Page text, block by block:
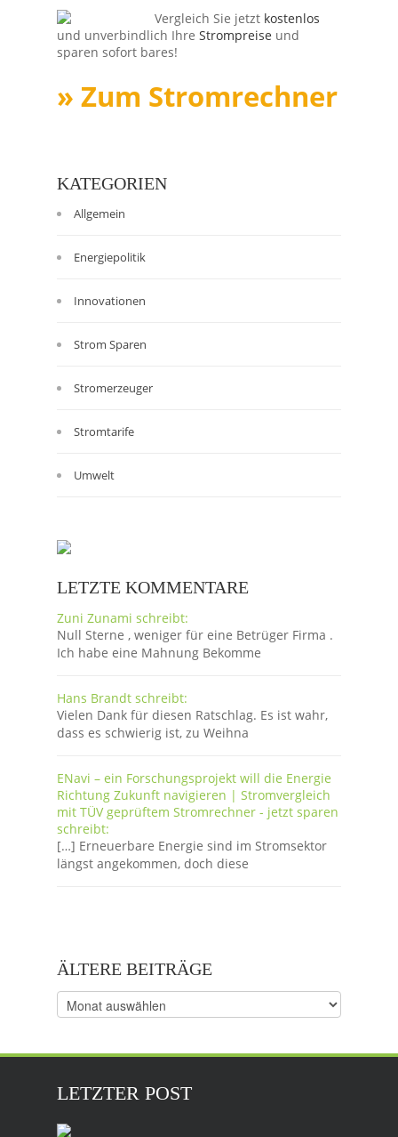
Vergleich Sie jetzt kostenlos
und unverbindlich Ihre Strompreise und
sparen sofort bares!
» Zum Stromrechner
KATEGORIEN
Allgemein
Energiepolitik
Innovationen
Strom Sparen
Stromerzeuger
Stromtarife
Umwelt
LETZTE KOMMENTARE
Zuni Zunami schreibt:
Null Sterne , weniger für eine Betrüger Firma .
Ich habe eine Mahnung Bekomme
Hans Brandt schreibt:
Vielen Dank für diesen Ratschlag. Es ist wahr,
dass es schwierig ist, zu Weihna
ENavi – ein Forschungsprojekt will die Energie
Richtung Zukunft navigieren | Stromvergleich
mit TÜV geprüftem Stromrechner - jetzt sparen
schreibt:
[…] Erneuerbare Energie sind im Stromsektor
längst angekommen, doch diese
ÄLTERE BEITRÄGE
Ältere
Beiträge
LETZTER POST